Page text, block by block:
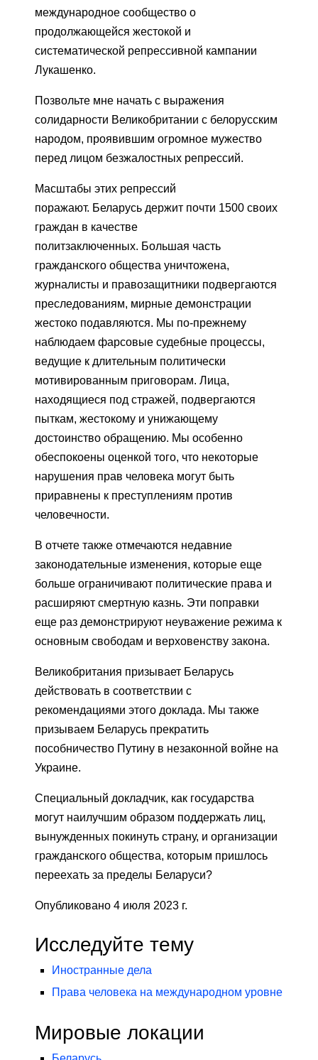
международное сообщество о
продолжающейся жестокой и
систематической репрессивной кампании
Лукашенко.
Позвольте мне начать с выражения
солидарности Великобритании с белорусским
народом, проявившим огромное мужество
перед лицом безжалостных репрессий.
Масштабы этих репрессий
поражают. Беларусь держит почти 1500 своих
граждан в качестве
политзаключенных. Большая часть
гражданского общества уничтожена,
журналисты и правозащитники подвергаются
преследованиям, мирные демонстрации
жестоко подавляются. Мы по-прежнему
наблюдаем фарсовые судебные процессы,
ведущие к длительным политически
мотивированным приговорам. Лица,
находящиеся под стражей, подвергаются
пыткам, жестокому и унижающему
достоинство обращению. Мы особенно
обеспокоены оценкой того, что некоторые
нарушения прав человека могут быть
приравнены к преступлениям против
человечности.
В отчете также отмечаются недавние
законодательные изменения, которые еще
больше ограничивают политические права и
расширяют смертную казнь. Эти поправки
еще раз демонстрируют неуважение режима к
основным свободам и верховенству закона.
Великобритания призывает Беларусь
действовать в соответствии с
рекомендациями этого доклада. Мы также
призываем Беларусь прекратить
пособничество Путину в незаконной войне на
Украине.
Специальный докладчик, как государства
могут наилучшим образом поддержать лиц,
вынужденных покинуть страну, и организации
гражданского общества, которым пришлось
переехать за пределы Беларуси?
Опубликовано 4 июля 2023 г.
Исследуйте тему
Иностранные дела
Права человека на международном уровне
Мировые локации